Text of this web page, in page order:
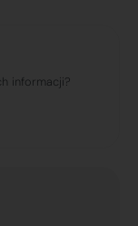
informacji?